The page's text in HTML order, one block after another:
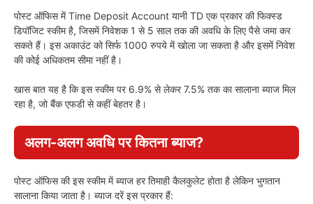
पोस्ट ऑफिस में Time Deposit Account यानी TD एक प्रकार की फिक्स्ड
डिपॉजिट स्कीम है, जिसमें निवेशक 1 से 5 साल तक की अवधि के लिए पैसे जमा कर
सकते हैं। इस अकाउंट को सिर्फ 1000 रुपये में खोला जा सकता है और इसमें निवेश
की कोई अधिकतम सीमा नहीं है।
खास बात यह है कि इस स्कीम पर 6.9% से लेकर 7.5% तक का सालाना ब्याज मिल
रहा है, जो बैंक एफडी से कहीं बेहतर है।
अलग-अलग अवधि पर कितना ब्याज?
पोस्ट ऑफिस की इस स्कीम में ब्याज हर तिमाही कैलकुलेट होता है लेकिन भुगतान
सालाना किया जाता है। ब्याज दरें इस प्रकार हैं: